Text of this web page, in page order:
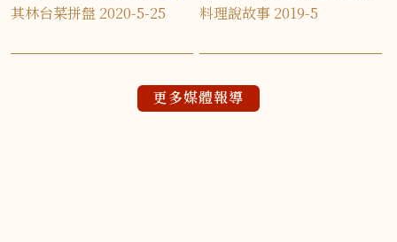
其林台菜拼盤 2020-5-25
料理說故事 2019-5
更多媒體報導